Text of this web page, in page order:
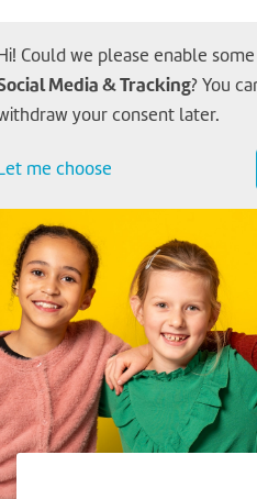
Could we please enable
Media & Tracking? You
your consent later.
me choose